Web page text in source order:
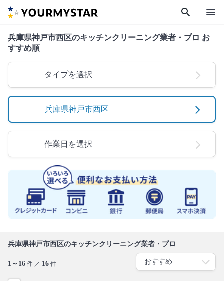
search menu
兵庫県神戸市西区のキッチンクリーニング業者・プロ お
すすめ順
タイプを選択
兵庫県神戸市西区
作業日を選択
兵庫県神戸市西区のキッチンクリーニング業者・プロ
1～16 件 ／ 16 件